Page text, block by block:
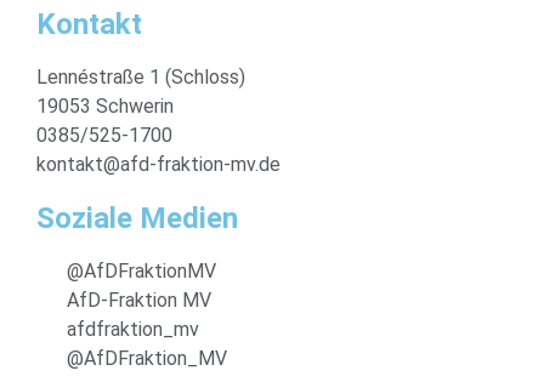
Kontakt
Lennéstraße 1 (Schloss)
19053 Schwerin
0385/525-1700
kontakt@afd-fraktion-mv.de
Soziale Medien
@AfDFraktionMV
AfD-Fraktion MV
afdfraktion_mv
@AfDFraktion_MV